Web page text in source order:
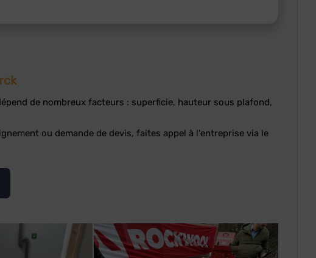
de nombreux facteurs : superficie, hauteur sous plafond,
ou demande de devis, faites appel à l'entreprise via le